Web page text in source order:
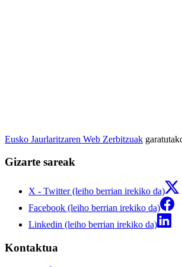
Eusko Jaurlaritzaren Web Zerbitzuak
Gizarte sareak
X - Twitter (leiho berrian irekiko da)
Facebook (leiho berrian irekiko da)
Linkedin (leiho berrian irekiko da)
Kontaktua